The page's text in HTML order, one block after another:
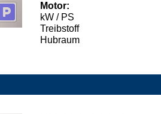
Motor:
kW / PS
Treibstoff
Hubraum